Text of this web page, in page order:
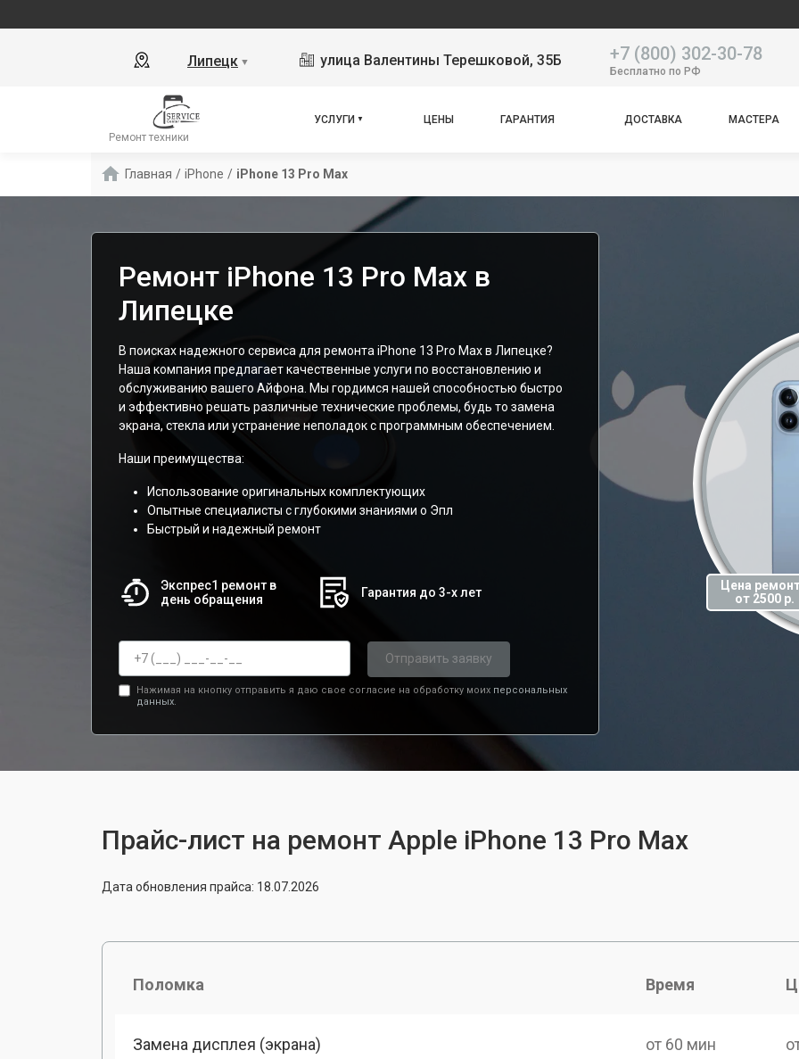
Липецк ▼ улица Валентины Терешковой, 35Б +7 (800) 302-30-78
Бесплатно по РФ
Ремонт техники
УСЛУГИ ЦЕНЫ ГАРАНТИЯ ДОСТАВКА МАСТЕРА
Главная / iPhone / iPhone 13 Pro Max
Ремонт iPhone 13 Pro Max в
Липецке
В поисках надежного сервиса для ремонта iPhone 13 Pro Max в Липецке?
Наша компания предлагает качественные услуги по восстановлению и
обслуживанию вашего Айфона. Мы гордимся нашей способностью быстро
и эффективно решать различные технические проблемы, будь то замена
экрана, стекла или устранение неполадок с программным обеспечением.
Наши преимущества:
Использование оригинальных комплектующих
Опытные специалисты с глубокими знаниями о Эпл
Быстрый и надежный ремонт
Экспрес1 ремонт в
день обращения
Гарантия до 3-х лет
Отправить заявку
Нажимая на кнопку отправить я даю свое согласие на обработку моих персональных
данных.
Цена
от 2500 р.
Прайс-лист на ремонт Apple iPhone 13 Pro Max
Дата обновления прайса: 18.07.2026
Поломка Время
Замена дисплея (экрана) от 60 мин